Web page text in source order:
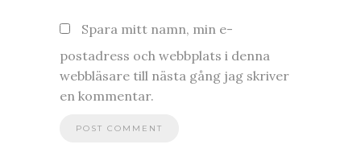
Spara mitt namn, min e-
postadress och webbplats i denna
webbläsare till nästa gång jag skriver
en kommentar.